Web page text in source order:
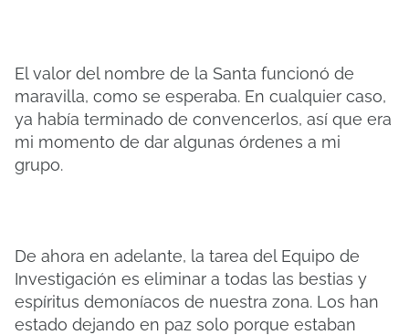
El valor del nombre de la Santa funcionó de
maravilla, como se esperaba. En cualquier caso,
ya había terminado de convencerlos, así que era
mi momento de dar algunas órdenes a mi
grupo.
De ahora en adelante, la tarea del Equipo de
Investigación es eliminar a todas las bestias y
espíritus demoníacos de nuestra zona. Los han
estado dejando en paz solo porque estaban